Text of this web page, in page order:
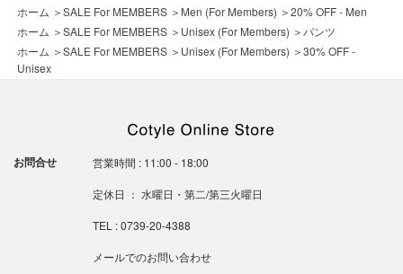
ホーム ＞SALE For MEMBERS ＞ Men (For Members) ＞20% OFF - Men
ホーム ＞SALE For MEMBERS ＞ Unisex (For Members) ＞ パンツ
ホーム ＞SALE For MEMBERS ＞ Unisex (For Members) ＞30% OFF -
Unisex
お問合せ 営業時間 : 11:00 - 18:00
定休日 ： 水曜日・第二/第三火曜日
TEL : 0739-20-4388
メールでのお問い合わせ